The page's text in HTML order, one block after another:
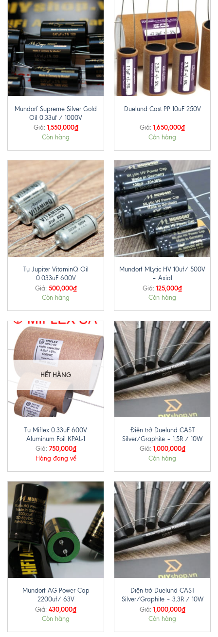
Mundorf Supreme Silver Gold
Oil 0.33uf / 1000V
Giá: 1,550,000₫
Còn hàng
Duelund Cast PP 10uF 250V
Giá: 1,650,000₫
Còn hàng
Tụ Jupiter VitaminQ Oil
0.033uF 600V
Giá: 500,000₫
Còn hàng
Mundorf MLytic HV 10uf/ 500V
– Axial
Giá: 125,000₫
Còn hàng
HẾT HÀNG
Tụ Miflex 0.33uF 600V
Aluminum Foil KPAL-1
Giá: 750,000₫
Hàng đang về
Điện trở Duelund CAST
Silver/Graphite – 1.5R / 10W
Giá: 1,000,000₫
Còn hàng
Mundorf AG Power Cap
2200uf/ 63V
Giá: 430,000₫
Còn hàng
Điện trở Duelund CAST
Silver/Graphite – 3.3R / 10W
Giá: 1,000,000₫
Còn hàng